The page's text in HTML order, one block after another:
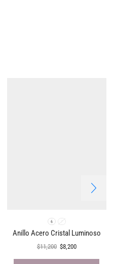
6 7
Anillo Acero Cristal Luminoso
$11,200 $8,200